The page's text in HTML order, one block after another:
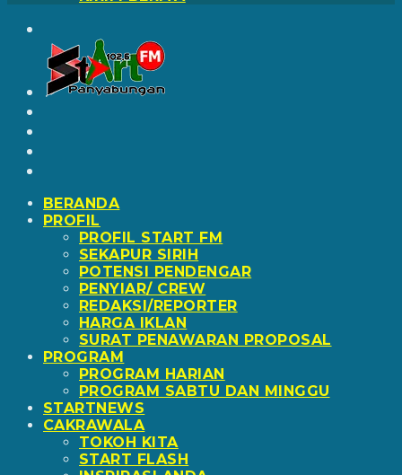
BERANDA
PROFIL
PROFIL START FM
SEKAPUR SIRIH
POTENSI PENDENGAR
PENYIAR/ CREW
REDAKSI/REPORTER
HARGA IKLAN
SURAT PENAWARAN PROPOSAL
PROGRAM
PROGRAM HARIAN
PROGRAM SABTU DAN MINGGU
STARTNEWS
CAKRAWALA
TOKOH KITA
START FLASH